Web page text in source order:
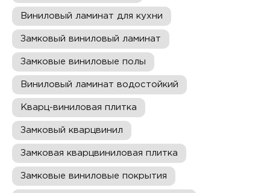
Виниловый ламинат для кухни
Замковый виниловый ламинат
Замковые виниловые полы
Виниловый ламинат водостойкий
Кварц-виниловая плитка
Замковый кварцвинил
Замковая кварцвиниловая плитка
Замковые виниловые покрытия